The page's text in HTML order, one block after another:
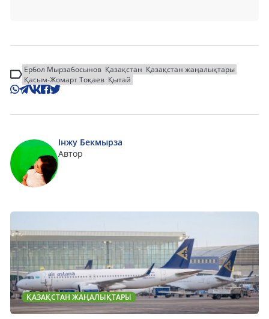
Ербол Мырзабосынов Қазақстан Қазақстан жаңалықтары
Қасым-Жомарт Тоқаев Қытай
Інжу Бекмырза
Автор
ҚАЗАҚСТАН ЖАҢАЛЫҚТАРЫ